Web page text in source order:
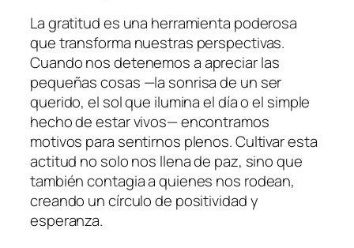
La gratitud es una herramienta poderosa
que transforma nuestras perspectivas.
Cuando nos detenemos a apreciar las
pequeñas cosas —la sonrisa de un ser
querido, el sol que ilumina el día o el simple
hecho de estar vivos— encontramos
motivos para sentirnos plenos. Cultivar esta
actitud no solo nos llena de paz, sino que
también contagia a quienes nos rodean,
creando un círculo de positividad y
esperanza.